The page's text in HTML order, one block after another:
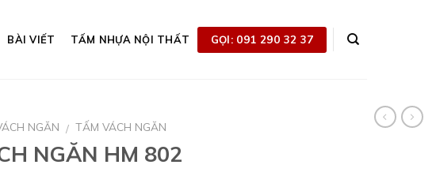
BÀI VIẾT TẤM NHỰA NỘI THẤT GỌI: 091 290 32 37
NGĂN / TẤM VÁCH NGĂN
NGĂN HM 802